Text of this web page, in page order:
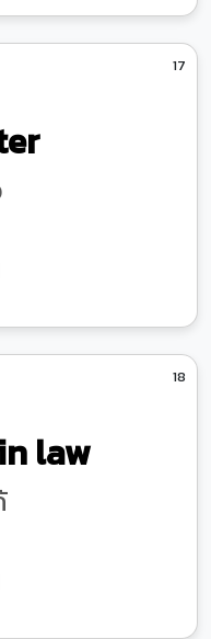
17
18
law